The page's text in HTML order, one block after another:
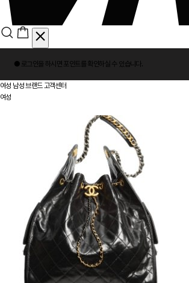
그
인
● 로그인을 하시면 포인트 를 확인하실 수 있습니다.
여성 남성 브랜드 고객센터
여성